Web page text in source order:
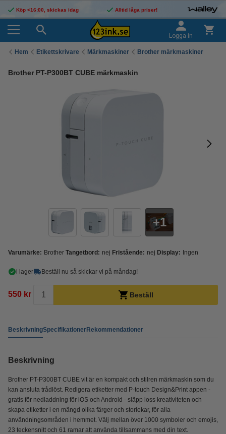
Köp <16:00, skickas idag Alltid låga priser!
Logga in
Hem Etikettskrivare Märkmaskiner Brother märkmaskiner
Brother PT-P300BT CUBE märkmaskin
1
Varumärke: Brother Tangetbord: nej Fristående: nej Display: Ingen
i lager Beställ nu så skickar vi på måndag!
550 kr Beställ
BeskrivningSpecifikationerRekommendationer
Beskrivning
Brother PT-P300BT CUBE vit är en kompakt och stilren märkmaskin som du
kan ansluta trådlöst. Redigera etiketter med P-touch Design&Print appen -
gratis för nedladdning för iOS och Android - släpp loss kreativiteten och
skapa etiketter i en mängd olika färger och storlekar, för alla
användningsområden i hemmet. Välj mellan över 1000 symboler och emojis,
23 teckensnitt och 61 ramar att använda tillsammans med din text.